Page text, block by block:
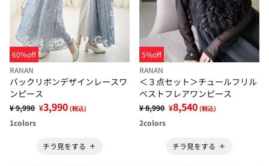
60%off
RANAN
バックリボンデザインレースワ
ンピース
¥ 9,990 ¥3,990 (税込)
1colors
チラ見をする
5%off
RANAN
＜３点セット＞チュールフリル
ベストフレアワンピース
¥ 8,990 ¥8,540 (税込)
2colors
チラ見をする